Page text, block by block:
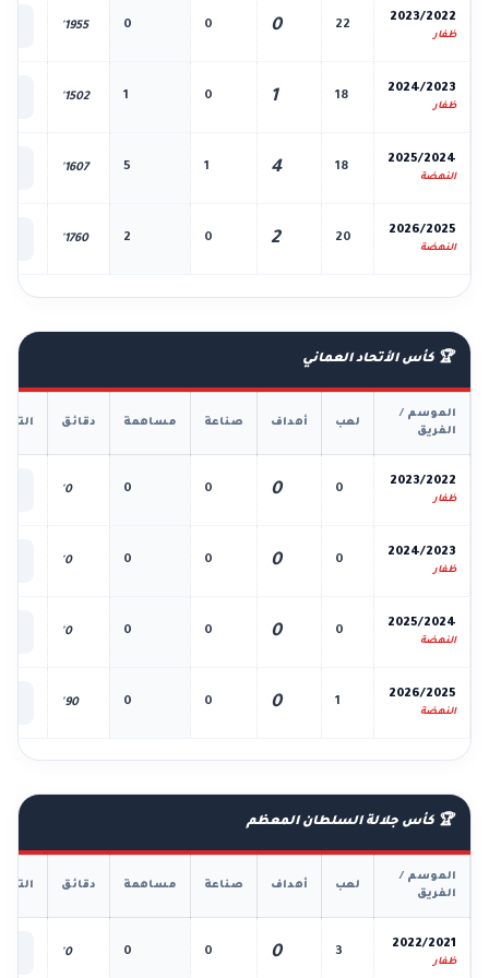
2023/2022
ظفار
22
0
0
0
1955'
2024/2023
ظفار
18
1
0
1
1502'
2025/2024
النهضة
18
4
1
5
1607'
2026/2025
النهضة
20
2
0
2
1760'
🏆 كأس الأتحاد العماني
الموسم /
الفريق
لعب أهداف صناعة مساهمة دقائق
2023/2022
ظفار
0
0
0
0
0'
2024/2023
ظفار
0
0
0
0
0'
2025/2024
النهضة
0
0
0
0
0'
2026/2025
النهضة
1
0
0
0
90'
🏆 كأس جلالة السلطان المعظم
الموسم /
الفريق
لعب أهداف صناعة مساهمة دقائق
2022/2021
ظفار
3
0
0
0
0'